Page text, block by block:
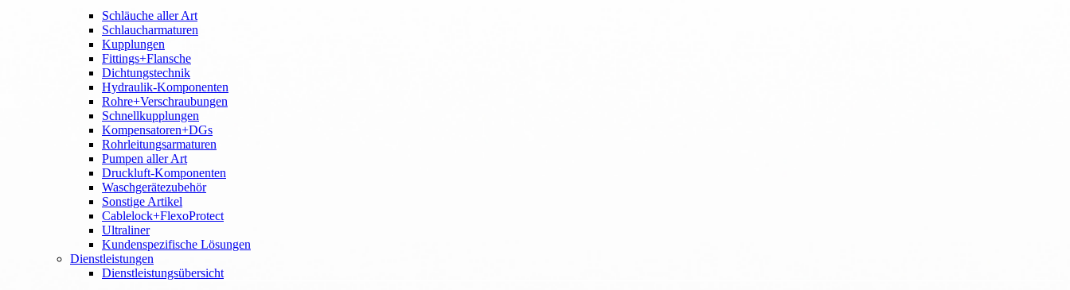
Schläuche aller Art
Schlaucharmaturen
Kupplungen
Fittings+Flansche
Dichtungstechnik
Hydraulik-Komponenten
Rohre+Verschraubungen
Schnellkupplungen
Kompensatoren+DGs
Rohrleitungsarmaturen
Pumpen aller Art
Druckluft-Komponenten
Waschgerätezubehör
Sonstige Artikel
Cablelock+FlexoProtect
Ultraliner
Kundenspezifische Lösungen
Dienstleistungen
Dienstleistungsübersicht